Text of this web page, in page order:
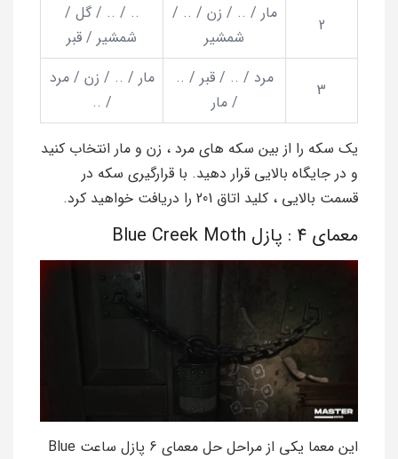
2
مار / .. / زن / .. /
شمشیر
.. / .. / گل /
شمشیر / قبر
3
مرد / .. / قبر / ..
/ مار
مار / .. / زن / مرد
/ ..
یک سکه را از بین سکه های مرد ، زن و مار انتخاب کنید
و در جایگاه بالایی قرار دهید. با قرارگیری سکه در
قسمت بالایی ، کلید اتاق 201 را دریافت خواهید کرد.
معمای 4 : پازل Blue Creek Moth
این معما یکی از مراحل حل معمای 6 پازل ساعت Blue